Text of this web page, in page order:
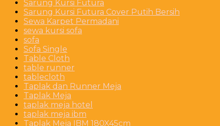
Sarung Kursi Futura
Sarung Kursi Futura Cover Putih Bersih
Sewa Karpet Permadani
sewa kursi sofa
sofa
Sofa Single
Table Cloth
table runner
tablecloth
Taplak dan Runner Meja
Taplak Meja
taplak meja hotel
taplak meja ibm
Taplak Meja IBM 180X45cm